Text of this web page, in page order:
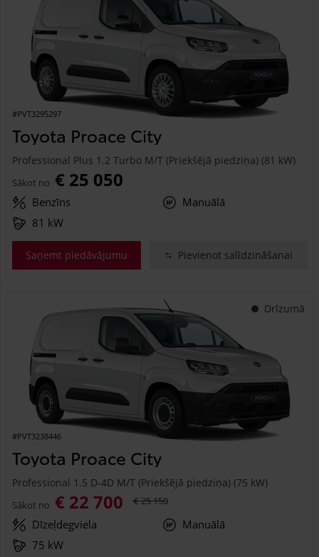
#PVT3295297
Toyota Proace City
Professional Plus 1.2 Turbo M/T (Priekšējā piedziņa) (81 kW)
Sākot no € 25 050
Benzīns
Manuālā
81 kW
Saņemt piedāvājumu Pievienot salīdzināšanai
Drīzumā
#PVT3238446
Toyota Proace City
Professional 1.5 D-4D M/T (Priekšējā piedziņa) (75 kW)
Sākot no € 22 700 € 25 150
Dīzeļdegviela
Manuālā
75 kW